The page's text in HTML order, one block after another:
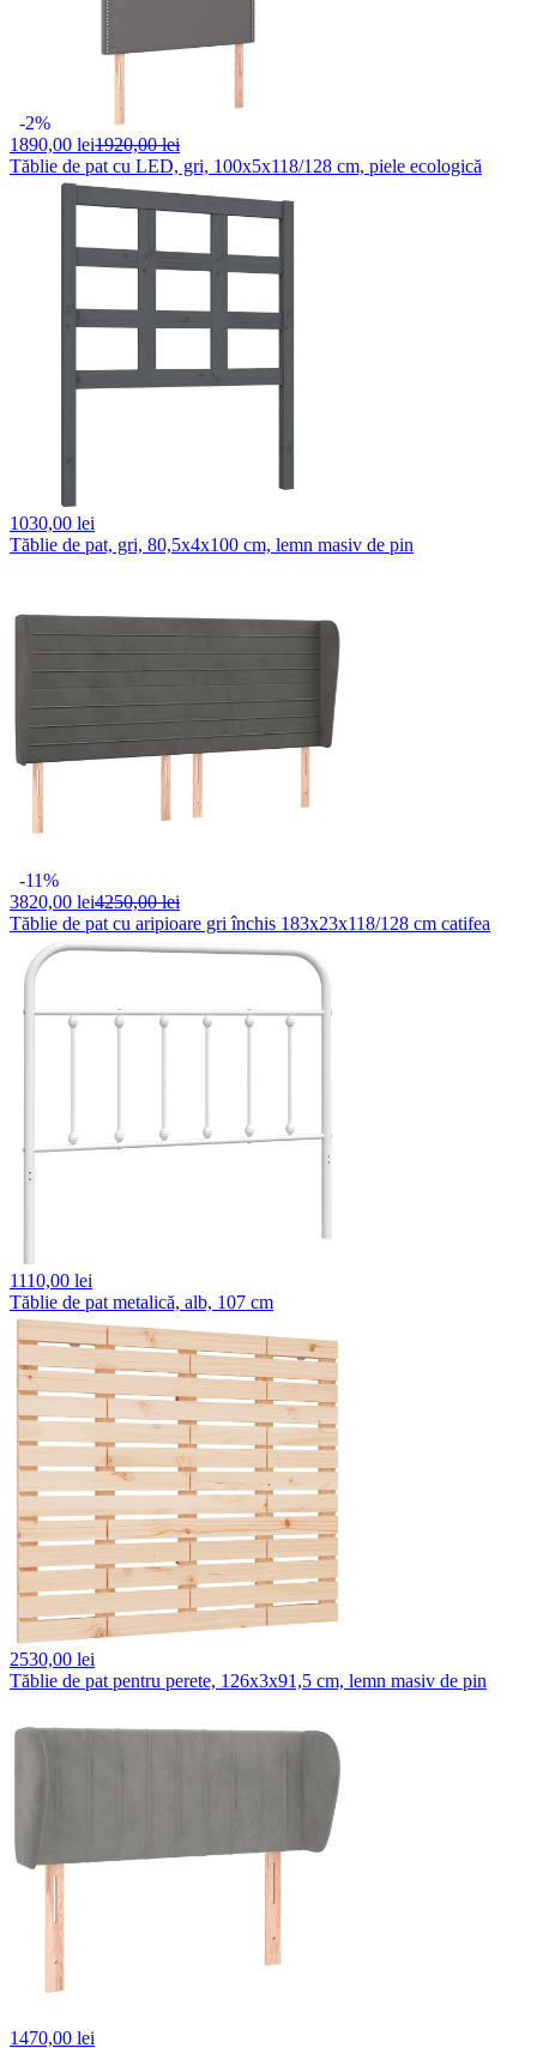
-2%
1890,00 lei1920,00 lei
Tăblie de pat cu LED, gri, 100x5x118/128 cm, piele ecologică
1030,00 lei
Tăblie de pat, gri, 80,5x4x100 cm, lemn masiv de pin
-11%
3820,00 lei4250,00 lei
Tăblie de pat cu aripioare gri închis 183x23x118/128 cm catifea
1110,00 lei
Tăblie de pat metalică, alb, 107 cm
2530,00 lei
Tăblie de pat pentru perete, 126x3x91,5 cm, lemn masiv de pin
1470,00 lei